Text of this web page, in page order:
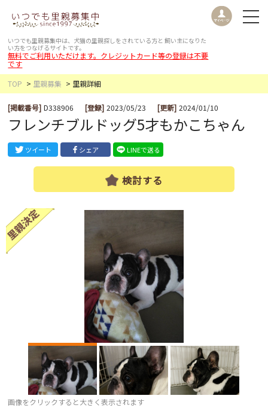
いつでも里親募集中は、犬猫の里親探しをされている方と 飼い主になりた
い方をつなげるサイトです。
無料でご利用いただけます。クレジットカード等の登録は不要
です
TOP
里親募集 里親詳細
[掲載番号] D338906 [登録] 2023/05/23 [更新] 2024/01/10
フレンチブルドッグ5才もかこちゃん
ツイート シェア LINEで送る
検討する
画像をクリックすると大きく表示されます